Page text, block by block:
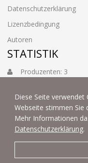
Diese Seite
Webseite stimmen Sie
Mehr Informationen
Datenschutzerklärung.
Datenschutzerklärung
Lizenzbedingung
Autoren
STATISTIK
Produzenten: 3
© 2022 | fotoart by